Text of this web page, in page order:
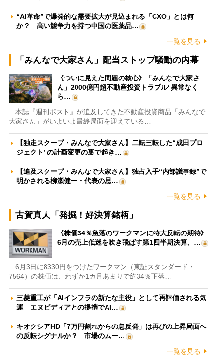
“AI革命”で爆発的な需要拡大が見込まれる「CXO」とは何
か？ 高い競争力を持つ中国の医薬品…
一覧を見る
「みんなで大家さん」配当ストップ騒動の内幕
《ついに見えた問題の核心》「みんなで大家さ
ん」2000億円超不動産投資トラブル“異常なく
ら…
本誌『週刊ポスト』が追及してきた不動産投資商品「みんなで
大家さん」がいよいよ最終局面を迎えている…
【独走スクープ・みんなで大家さん】二転三転した“成田プロ
ジェクト”の計画変更の裏で起き…
【追及スクープ・みんなで大家さん】独占入手“内部議事録”で
明かされる柳瀬健一・代表の思…
一覧を見る
古賀真人「発掘！好決算銘柄」
《株価34％急落のワークマンに特大反転の期待》
6月の売上低迷を吹き飛ばす第1四半期決算、…
6月3日に8330円をつけたワークマン（東証スタンダード・
7564）の株価は、わずか1カ月あまりで約34％下落…
三菱重工が「AIインフラの新たな主役」として再評価される気
運 エヌビディアとの提携でAI…
キオクシアHD「7万円割れからの急反発」は再びの上昇局面へ
の反転シグナルか？ 市場のムー…
一覧を見る